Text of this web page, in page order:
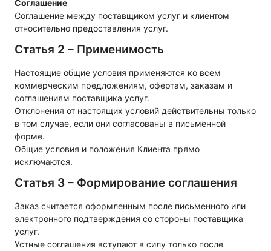
Соглашение
Соглашение между поставщиком услуг и клиентом
относительно предоставления услуг.
Статья 2 – Применимость
Настоящие общие условия применяются ко всем
коммерческим предложениям, офертам, заказам и
соглашениям поставщика услуг.
Отклонения от настоящих условий действительны только
в том случае, если они согласованы в письменной
форме.
Общие условия и положения Клиента прямо
исключаются.
Статья 3 – Формирование соглашения
Заказ считается оформленным после письменного или
электронного подтверждения со стороны поставщика
услуг.
Устные соглашения вступают в силу только после